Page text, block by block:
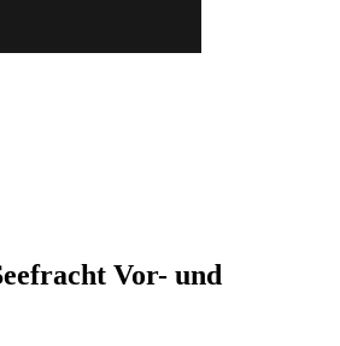
Vor- und